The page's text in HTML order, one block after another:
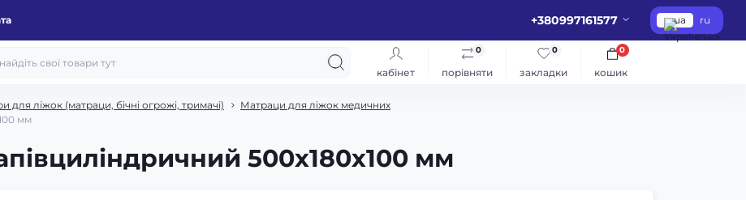
+380997161577 ua ru
кабінет порівняти
0
закладки
0
кошик
0
для ліжок (матраци, бічні огрожі, тримачі)
Матраци для ліжок медичних
мм
500х180х100 мм